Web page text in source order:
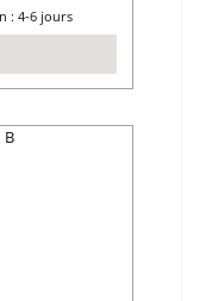
: 4-6 jours